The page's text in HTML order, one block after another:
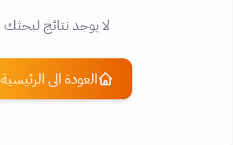
لا يوجد نتائج لبحثك
العودة الى الرئيسية